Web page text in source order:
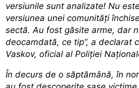
versiunile sunt analizate! Nu
versiunea unei comunități
sectă. Au fost găsite arme, dar
deocamdată, ce tip”, a declarat
Vaskov, oficial al Poliției
În decurs de o săptămână, în